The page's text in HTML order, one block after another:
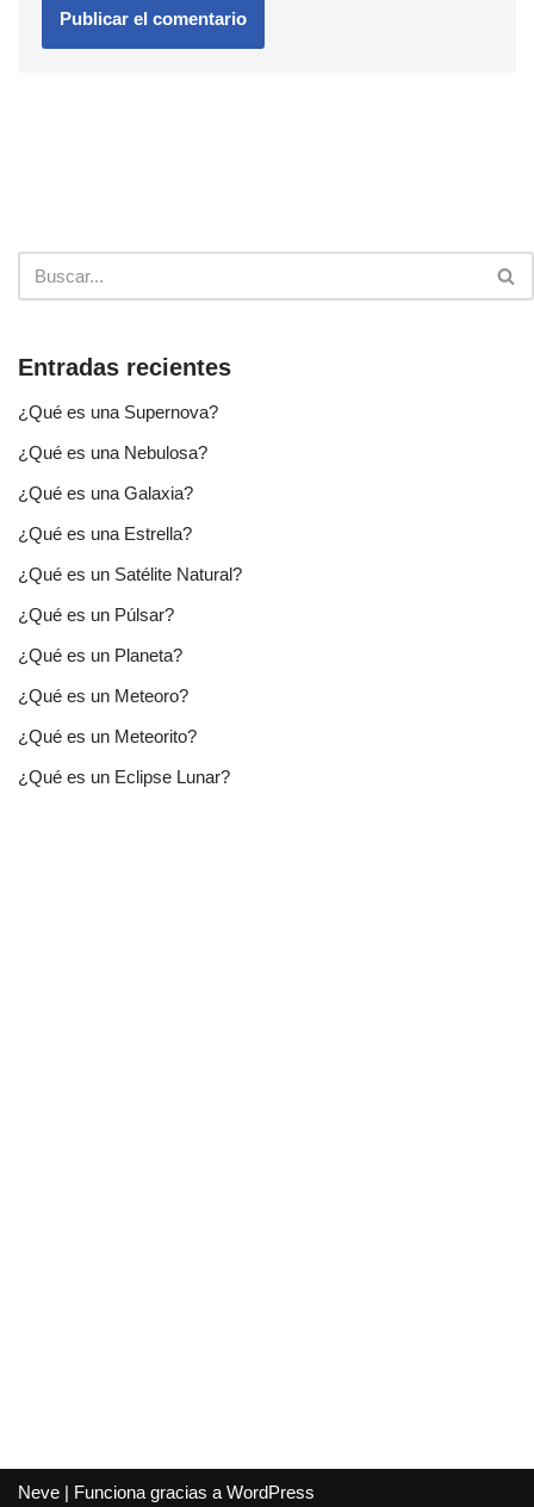
Entradas recientes
¿Qué es una Supernova?
¿Qué es una Nebulosa?
¿Qué es una Galaxia?
¿Qué es una Estrella?
¿Qué es un Satélite Natural?
¿Qué es un Púlsar?
¿Qué es un Planeta?
¿Qué es un Meteoro?
¿Qué es un Meteorito?
¿Qué es un Eclipse Lunar?
Neve | Funciona gracias a WordPress